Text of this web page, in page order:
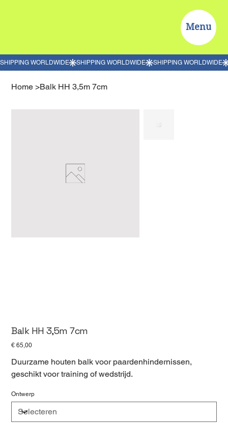
Menu
Home >Balk HH 3,5m 7cm
Balk HH 3,5m 7cm
Prijs
€ 65,00
Duurzame houten balk voor paardenhindernissen,
geschikt voor training of wedstrijd.
Ontwerp